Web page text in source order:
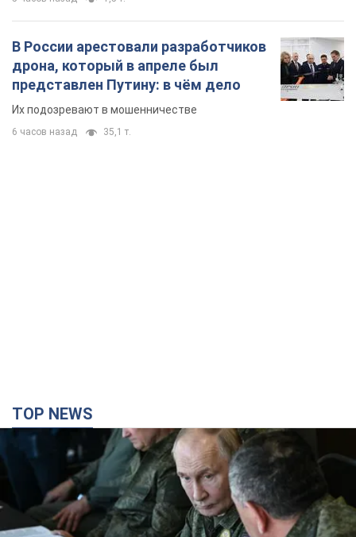
Поставлена задача – убивать как можно
больше украинцев: Фейгин назвал "триггеры"
Путина
У агрессора есть только две опции принуждения Украины к
капитуляции
2 часа назад 5,8 т.